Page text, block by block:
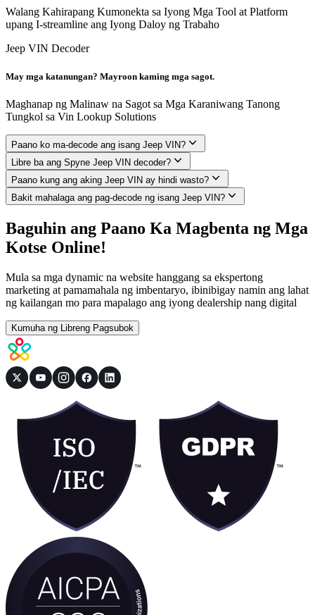
Walang Kahirapang Kumonekta sa Iyong Mga Tool at Platform
upang I-streamline ang Iyong Daloy ng Trabaho
Jeep VIN Decoder
May mga katanungan? Mayroon kaming mga sagot.
Maghanap ng Malinaw na Sagot sa Mga Karaniwang Tanong
Tungkol sa Vin Lookup Solutions
Paano ko ma-decode ang isang Jeep VIN?
Libre ba ang Spyne Jeep VIN decoder?
Paano kung ang aking Jeep VIN ay hindi wasto?
Bakit mahalaga ang pag-decode ng isang Jeep VIN?
Baguhin ang Paano Ka Magbenta ng Mga
Kotse Online!
Mula sa mga dynamic na website hanggang sa ekspertong
marketing at pamamahala ng imbentaryo, ibinibigay namin ang lahat
ng kailangan mo para mapalago ang iyong dealership nang digital
Kumuha ng Libreng Pagsubok